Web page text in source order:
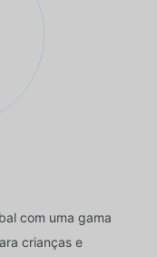
com uma gama
crianças e